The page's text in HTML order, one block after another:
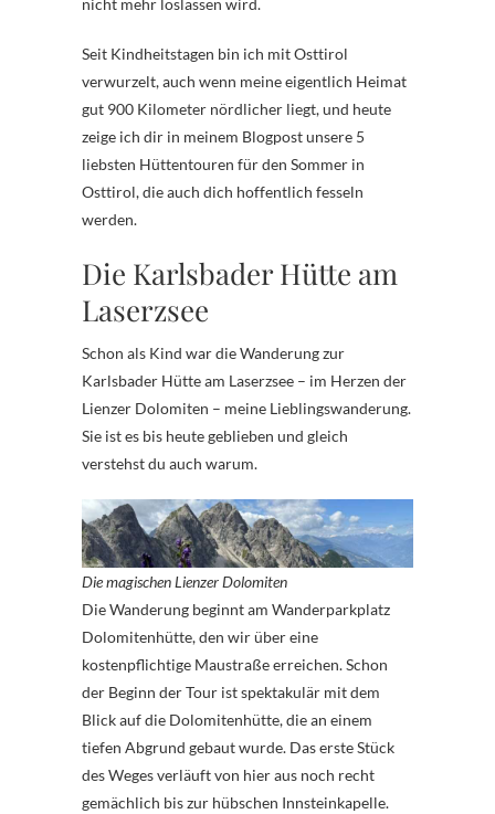
Seit Kindheitstagen bin ich mit Osttirol
verwurzelt, auch wenn meine eigentlich Heimat
gut 900 Kilometer nördlicher liegt, und heute
zeige ich dir in meinem Blogpost unsere 5
liebsten Hüttentouren für den Sommer in
Osttirol, die auch dich hoffentlich fesseln
werden.
Die Karlsbader Hütte am
Laserzsee
Schon als Kind war die Wanderung zur
Karlsbader Hütte am Laserzsee – im Herzen der
Lienzer Dolomiten – meine Lieblingswanderung.
Sie ist es bis heute geblieben und gleich
verstehst du auch warum.
Die magischen Lienzer Dolomiten
Die Wanderung beginnt am Wanderparkplatz
Dolomitenhütte, den wir über eine
kostenpflichtige Maustraße erreichen. Schon
der Beginn der Tour ist spektakulär mit dem
Blick auf die Dolomitenhütte, die an einem
tiefen Abgrund gebaut wurde. Das erste Stück
des Weges verläuft von hier aus noch recht
gemächlich bis zur hübschen Innsteinkapelle.